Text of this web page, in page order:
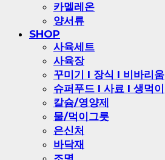
카멜레온
양서류
SHOP
사육세트
사육장
꾸미기 l 장식 l 비바리움
슈퍼푸드 l 사료 l 생먹이
칼슘/영양제
물/먹이그릇
은신처
바닥재